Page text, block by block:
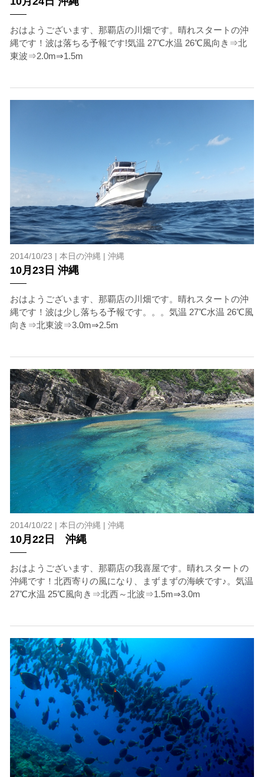
おはようございます、那覇店の川畑です。晴れスタートの沖
縄です！波は落ちる予報です!気温 27℃水温 26℃風向き⇒北
東波⇒2.0m⇒1.5m
2014/10/23 | 本日の沖縄 | 沖縄
10月23日 沖縄
おはようございます、那覇店の川畑です。晴れスタートの沖
縄です！波は少し落ちる予報です。。。気温 27℃水温 26℃風
向き⇒北東波⇒3.0m⇒2.5m
2014/10/22 | 本日の沖縄 | 沖縄
10月22日 沖縄
おはようございます、那覇店の我喜屋です。晴れスタートの
沖縄です！北西寄りの風になり、まずまずの海峡です♪。気温
27℃水温 25℃風向き⇒北西～北波⇒1.5m⇒3.0m